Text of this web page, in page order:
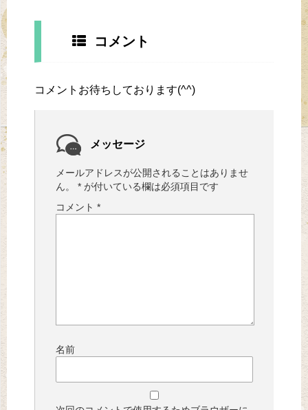
コメント
コメントお待ちしております(^^)
メッセージ
メールアドレスが公開されることはありませ
ん。
* が付いている欄は必須項目です
コメント *
名前